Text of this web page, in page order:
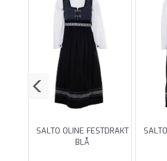
SALTO OLINE FESTDRAKT
BLÅ